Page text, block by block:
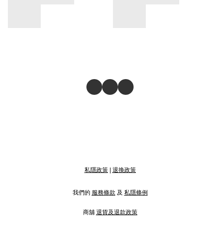
私隱政策| 退換政策
我們的 服務條款 及 私隱條例
商舖 退貨及退款政策